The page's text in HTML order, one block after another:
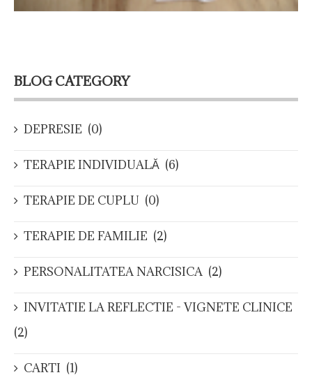
BLOG CATEGORY
DEPRESIE (0)
TERAPIE INDIVIDUALĂ (6)
TERAPIE DE CUPLU (0)
TERAPIE DE FAMILIE (2)
PERSONALITATEA NARCISICA (2)
INVITATIE LA REFLECTIE - VIGNETE CLINICE
(2)
CARTI (1)